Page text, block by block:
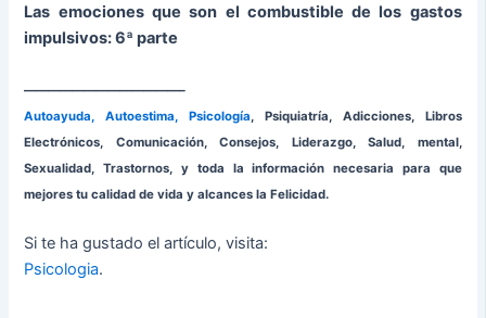
Las emociones que son el combustible de los gastos
impulsivos: 6ª parte
—————————————–
Autoayuda, Autoestima, Psicología, Psiquiatría, Adicciones, Libros
Electrónicos, Comunicación, Consejos, Liderazgo, Salud, mental,
Sexualidad, Trastornos, y toda la información necesaria para que
mejores tu calidad de vida y alcances la Felicidad.
Si te ha gustado el artículo, visita:
Psicologia.